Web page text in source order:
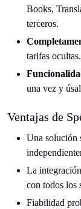
Books,
terceros.
tarifas
una vez y
Ventajas de
Una solución
La
con todos los
Fiabilidad